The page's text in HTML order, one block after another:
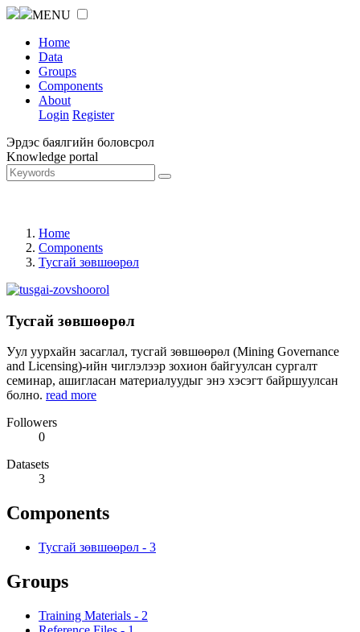
MENU
Home
Data
Groups
Components
About
Login Register
Эрдэс баялгийн боловсрол
Knowledge portal
Home
Components
Тусгай зөвшөөрөл
Тусгай зөвшөөрөл
Уул уурхайн засаглал, тусгай зөвшөөрөл (Mining Governance
and Licensing)-ийн чиглэлээр зохион байгуулсан сургалт
семинар, ашигласан материалуудыг энэ хэсэгт байршуулсан
болно. read more
Followers
0
Datasets
3
Components
Тусгай зөвшөөрөл - 3
Groups
Training Materials - 2